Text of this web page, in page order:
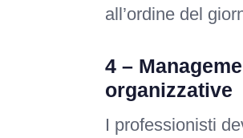
all’ordine del
4 –
organizzative
I professionisti